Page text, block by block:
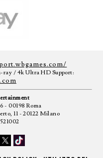
ray / 4k Ultra HD Support:
- 00198 Roma
11 - 20122 Milano